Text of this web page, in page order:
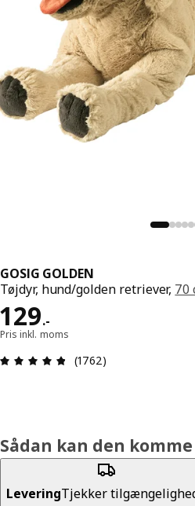
GOSIG GOLDEN
Tøjdyr, hund/golden retriever, 70
129.-
Pris 129.-
Pris inkl. moms
Anmeldelse: 4.8 Ud
(1762)
Sådan kan den
LeveringTjekker